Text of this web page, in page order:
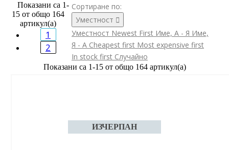
Сортиране по:
Уместност 
Уместност Newest First Име, А - Я Име,
Я - А Cheapest first Most expensive first
In stock first Случайно
Показани са 1-15 от общо 164 артикул(а)
Показани са 1-
15 от общо 164
артикул(а)
1
2